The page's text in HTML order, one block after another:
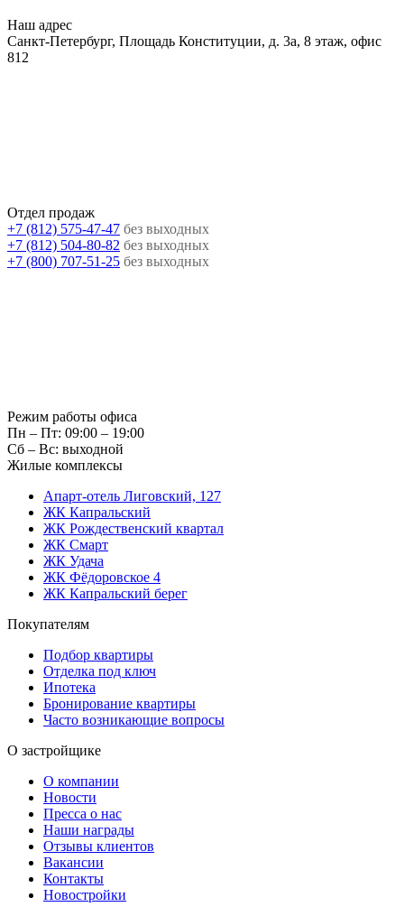
Наш адрес
Санкт-Петербург, Площадь Конституции, д. 3а, 8 этаж, офис
812
Отдел продаж
+7 (812) 575-47-47 без выходных
+7 (812) 504-80-82 без выходных
+7 (800) 707-51-25 без выходных
Режим работы офиса
Пн – Пт: 09:00 – 19:00
Сб – Вс: выходной
Жилые комплексы
Апарт-отель Лиговский, 127
ЖК Капральский
ЖК Рождественский квартал
ЖК Смарт
ЖК Удача
ЖК Фёдоровское 4
ЖК Капральский берег
Покупателям
Подбор квартиры
Отделка под ключ
Ипотека
Бронирование квартиры
Часто возникающие вопросы
О застройщике
О компании
Новости
Пресса о нас
Наши награды
Отзывы клиентов
Вакансии
Контакты
Новостройки